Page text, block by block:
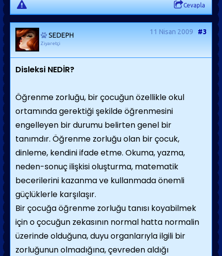
Cevapla
SEDEPH
Ziyaretçi
11 Nisan 2009 #3
Disleksi NEDİR?
Öğrenme zorluğu, bir çocuğun özellikle okul
ortamında gerektiği şekilde öğrenmesini
engelleyen bir durumu belirten genel bir
tanımdır. Öğrenme zorluğu olan bir çocuk,
dinleme, kendini ifade etme. Okuma, yazma,
neden-sonuç ilişkisi oluşturma, matematik
becerilerini kazanma ve kullanmada önemli
güçlüklerle karşılaşır.
Bir çocuğa öğrenme zorluğu tanısı koyabilmek
için o çocuğun zekasının normal hatta normalin
üzerinde olduğuna, duyu organlarıyla ilgili bir
zorluğunun olmadığına, çevreden aldığı